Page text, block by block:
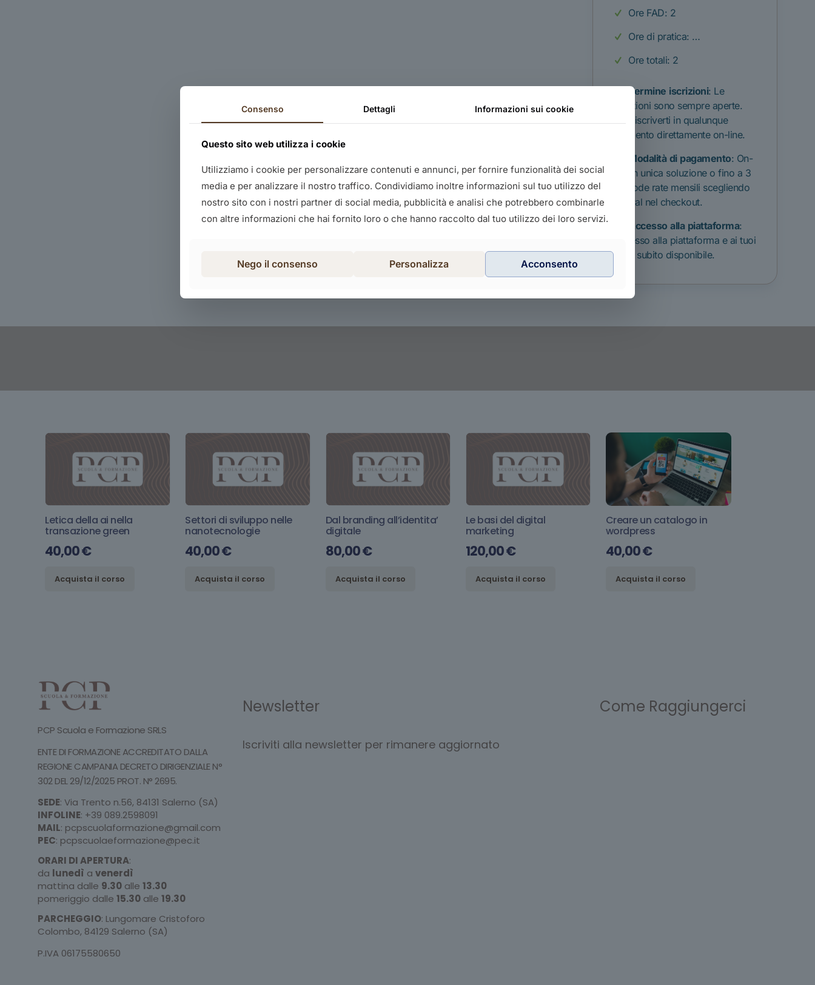
Ore FAD: 2
Ore di pratica: …
Ore totali: 2
Termine iscrizioni: Le
iscrizioni sono sempre aperte.
Puoi iscriverti in qualunque
momento direttamente on-line.
Modalità di pagamento: On-
line in unica soluzione o fino a 3
comode rate mensili scegliendo
PayPal nel checkout.
Accesso alla piattaforma:
Accesso alla piattaforma e ai tuoi
corsi subito disponibile.
Letica della ai nella
transazione green
40,00€
Acquista il corso
Settori di sviluppo nelle
nanotecnologie
40,00€
Acquista il corso
Dal branding all’identita’
digitale
80,00€
Acquista il corso
Le basi del digital
marketing
120,00€
Acquista il corso
Creare un catalogo in
wordpress
40,00€
Acquista il corso
PCP Scuola e Formazione SRLS
ENTE DI FORMAZIONE ACCREDITATO DALLA
REGIONE CAMPANIA DECRETO DIRIGENZIALE N°
302 DEL 29/12/2025 PROT. N° 2695.
SEDE: Via Trento n.56, 84131 Salerno (SA)
INFOLINE: +39 089.2598091
MAIL: pcpscuolaformazione@gmail.com
PEC: pcpscuolaeformazione@pec.it
ORARI DI APERTURA:
da lunedì a venerdì
mattina dalle 9.30 alle 13.30
pomeriggio dalle 15.30 alle 19.30
PARCHEGGIO: Lungomare Cristoforo
Colombo, 84129 Salerno (SA)
P.IVA 06175580650
Newsletter
Iscriviti alla newsletter per rimanere aggiornato
Come Raggiungerci
Consenso Dettagli Informazioni sui cookie
Questo sito web utilizza i cookie
Utilizziamo i cookie per personalizzare contenuti e annunci, per fornire funzionalità dei social
media e per analizzare il nostro traffico. Condividiamo inoltre informazioni sul tuo utilizzo del
nostro sito con i nostri partner di social media, pubblicità e analisi che potrebbero combinarle
con altre informazioni che hai fornito loro o che hanno raccolto dal tuo utilizzo dei loro servizi.
Nego il consenso Personalizza Acconsento